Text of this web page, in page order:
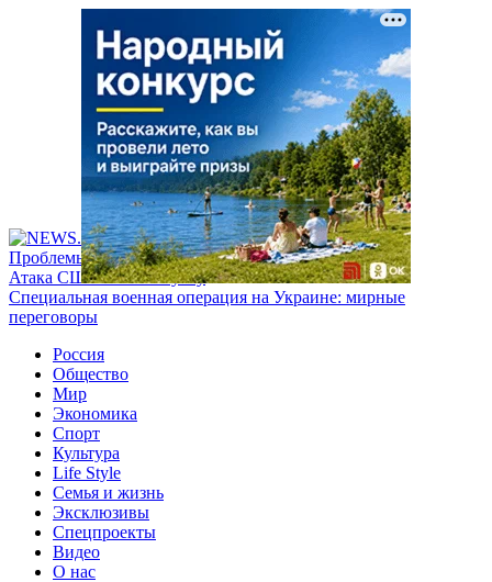
Проблемы с бензином в России
Атака США на Венесуэлу
Специальная военная операция на Украине: мирные
переговоры
Россия
Общество
Мир
Экономика
Спорт
Культура
Life Style
Семья и жизнь
Эксклюзивы
Спецпроекты
Видео
О нас